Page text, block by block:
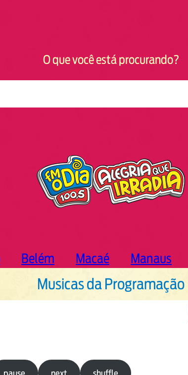
O que você está procurando?
Belém Macaé Manaus
Musicas da Programação